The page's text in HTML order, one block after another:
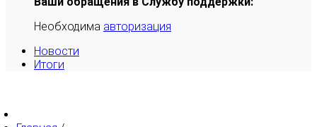
Необходима авторизация
Новости
Итоги